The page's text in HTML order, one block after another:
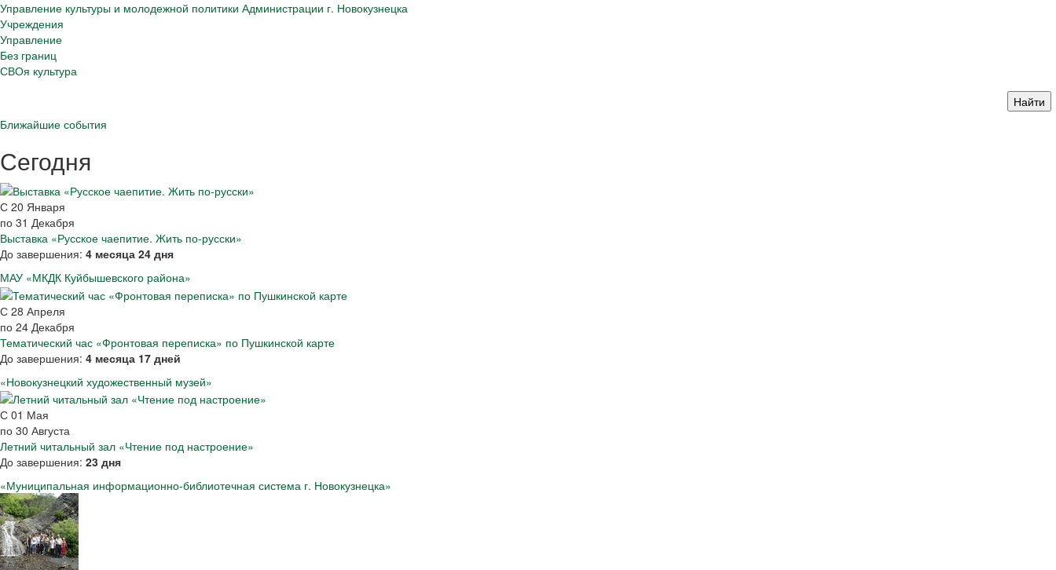
Управление культуры и молодежной политики Администрации г. Новокузнецка
Учреждения
Управление
Без границ
СВОя культура
Ближайшие события
Сегодня
С 20 Января
по 31 Декабря
Выставка «Русское чаепитие. Жить по-русски»
До завершения: 4 месяца 24 дня
МАУ «МКДК Куйбышевского района»
С 28 Апреля
по 24 Декабря
Тематический час «Фронтовая переписка» по Пушкинской карте
До завершения: 4 месяца 17 дней
«Новокузнецкий художественный музей»
С 01 Мая
по 30 Августа
Летний читальный зал «Чтение под настроение»
До завершения: 23 дня
«Муниципальная информационно-библиотечная система г. Новокузнецка»